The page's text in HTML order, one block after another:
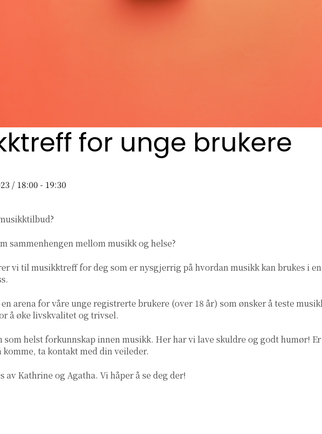
for unge brukere
/ 18:00 - 19:30
sammenhengen mellom musikk og helse?
vi til musikktreff for deg som er nysgjerrig på hvordan musikk kan brukes i en
arena for våre unge registrerte brukere (over 18 år) som ønsker å teste
å øke livskvalitet og trivsel.
som helst forkunnskap innen musikk. Her har vi lave skuldre og godt humør! Er
komme, ta kontakt med din veileder.
av Kathrine og Agatha. Vi håper å se deg der!